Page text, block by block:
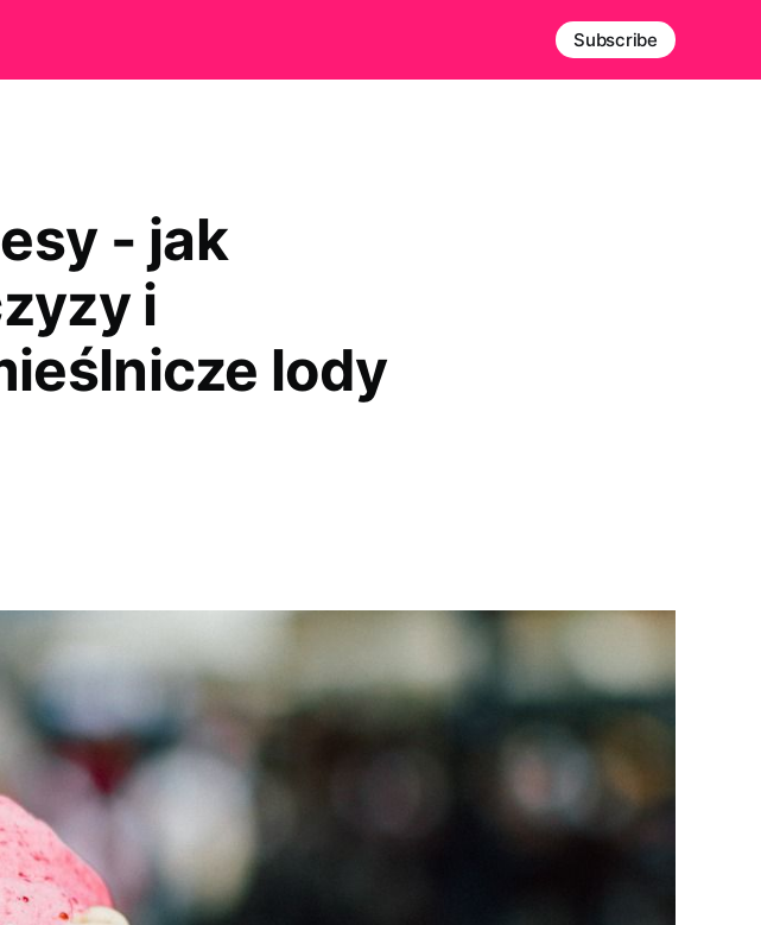
Subscribe
- jak
i
lody